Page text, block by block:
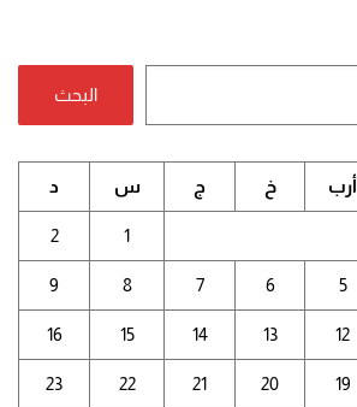
البحث
أرب خ ج س د
1
2
5
6
7
8
9
12
13
14
15
16
19
20
21
22
23